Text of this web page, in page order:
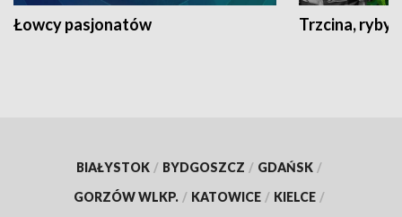
Łowcy pasjonatów Trzcina, ryby
BIAŁYSTOK / BYDGOSZCZ / GDAŃSK /
GORZÓW WLKP. / KATOWICE / KIELCE /